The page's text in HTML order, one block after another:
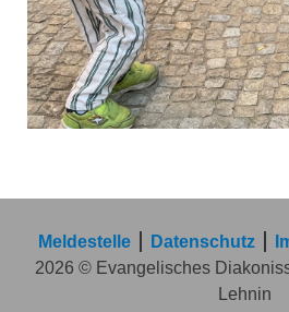
Meldestelle Datenschutz
2026 © Evangelisches
Lehnin